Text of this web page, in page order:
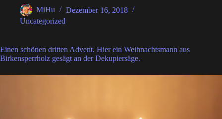
MiHu
Dezember 16, 2018
Uncategorized
Einen schönen dritten Advent. Hier ein Weihnachtsmann aus
Birkensperrholz gesägt an der Dekupiersäge.